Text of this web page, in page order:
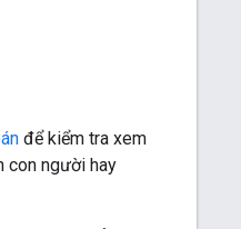
để kiểm tra xem
con người hay